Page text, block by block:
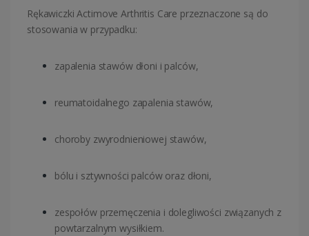
Rękawiczki Actimove Arthritis Care przeznaczone są do
stosowania w przypadku:
zapalenia stawów dłoni i palców,
reumatoidalnego zapalenia stawów,
choroby zwyrodnieniowej stawów,
bólu i sztywności palców oraz dłoni,
zespołów przemęczenia i dolegliwości związanych z
powtarzalnym wysiłkiem.